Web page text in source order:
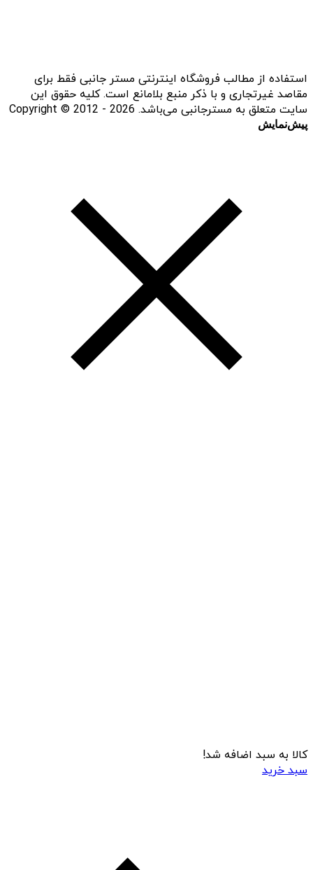
استفاده از مطالب فروشگاه اینترنتی مستر جانبی فقط برای
مقاصد غیرتجاری و با ذکر منبع بلامانع است. کلیه حقوق این
سایت متعلق به مسترجانبی می‌باشد. Copyright © 2012 - 2026
پیش‌نمایش
کالا به سبد اضافه شد!
سبد خرید